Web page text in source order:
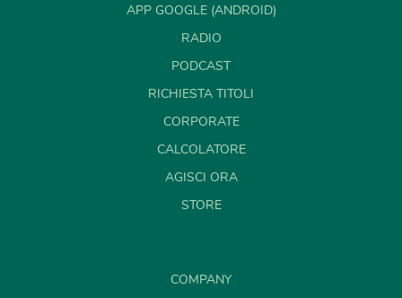
APP GOOGLE (ANDROID)
RADIO
PODCAST
RICHIESTA TITOLI
CORPORATE
CALCOLATORE
AGISCI ORA
STORE
COMPANY